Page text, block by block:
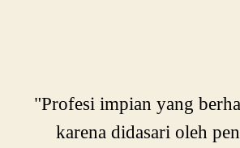
"Profesi impian yang
karena didasari oleh